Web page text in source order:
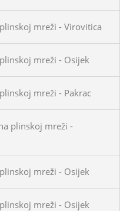
mreži - Virovitica
mreži - Osijek
mreži - Pakrac
plinskoj mreži -
mreži - Osijek
mreži - Osijek